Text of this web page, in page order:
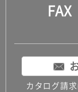
FAX
カタログ請